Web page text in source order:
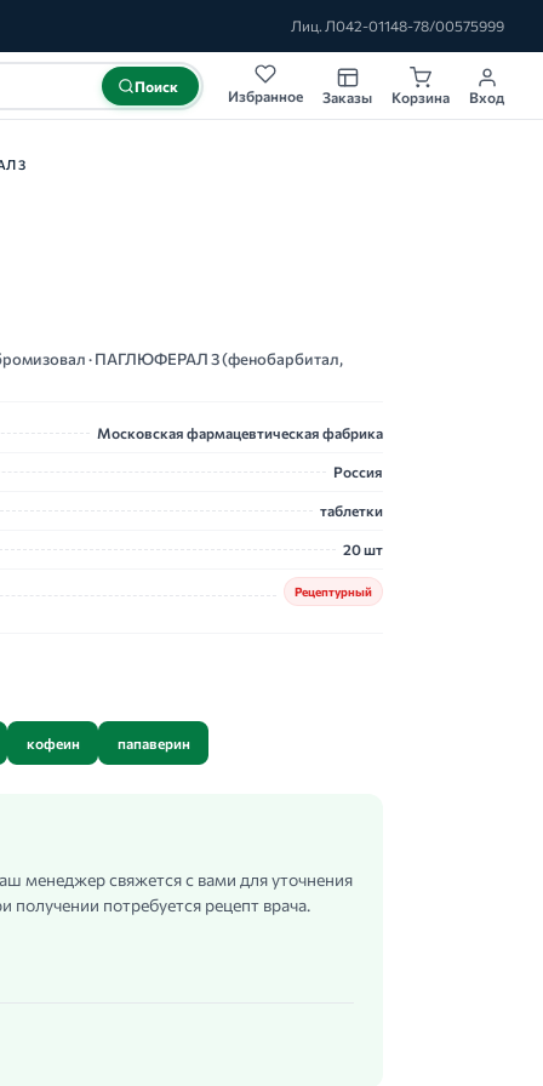
Лиц. Л042-01148-78/00575999
Поиск
Избранное Заказы Корзина Вход
3
· ПАГЛЮФЕРАЛ 3 (фенобарбитал,
Московская фармацевтическая фабрика
Россия
таблетки
20 шт
Рецептурный
кофеин папаверин
менеджер свяжется с вами для уточнения
потребуется рецепт врача.